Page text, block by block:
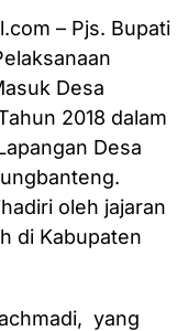
– Pjs. Bupati
Desa
2018 dalam
Desa
oleh jajaran
di Kabupaten
yang